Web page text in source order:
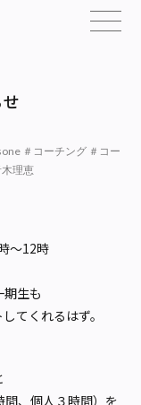
＃コーチング ＃コー
理恵
〜12時
生も
てくれるはず。
、個人３時間）を